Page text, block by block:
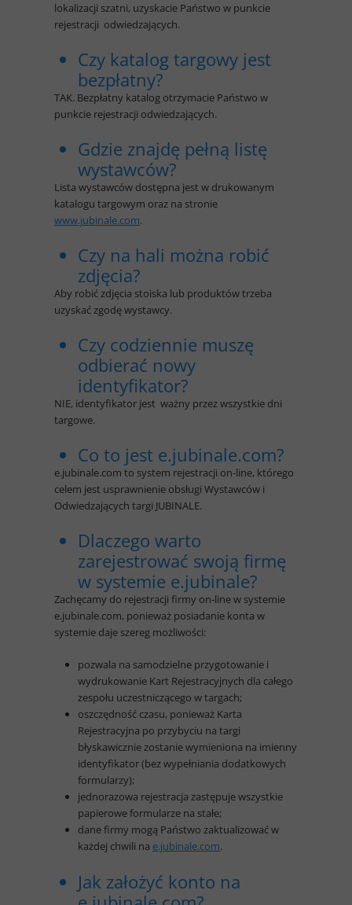
lokalizacji szatni, uzyskacie Państwo w punkcie
rejestracji odwiedzających.
Czy katalog targowy jest
bezpłatny?
TAK. Bezpłatny katalog otrzymacie Państwo w
punkcie rejestracji odwiedzających.
Gdzie znajdę pełną listę
wystawców?
Lista wystawców dostępna jest w drukowanym
katalogu targowym oraz na stronie
www.jubinale.com.
Czy na hali można robić
zdjęcia?
Aby robić zdjęcia stoiska lub produktów trzeba
uzyskać zgodę wystawcy.
Czy codziennie muszę
odbierać nowy
identyfikator?
NIE, identyfikator jest ważny przez wszystkie dni
targowe.
Co to jest e.jubinale.com?
e.jubinale.com to system rejestracji on-line, którego
celem jest usprawnienie obsługi Wystawców i
Odwiedzających targi JUBINALE.
Dlaczego warto
zarejestrować swoją firmę
w systemie e.jubinale?
Zachęcamy do rejestracji firmy on-line w systemie
e.jubinale.com, ponieważ posiadanie konta w
systemie daje szereg możliwości:
pozwala na samodzielne przygotowanie i
wydrukowanie Kart Rejestracyjnych dla całego
zespołu uczestniczącego w targach;
oszczędność czasu, ponieważ Karta
Rejestracyjna po przybyciu na targi
błyskawicznie zostanie wymieniona na imienny
identyfikator (bez wypełniania dodatkowych
formularzy);
jednorazowa rejestracja zastępuje wszystkie
papierowe formularze na stałe;
dane firmy mogą Państwo zaktualizować w
każdej chwili na e.jubinale.com.
Jak założyć konto na